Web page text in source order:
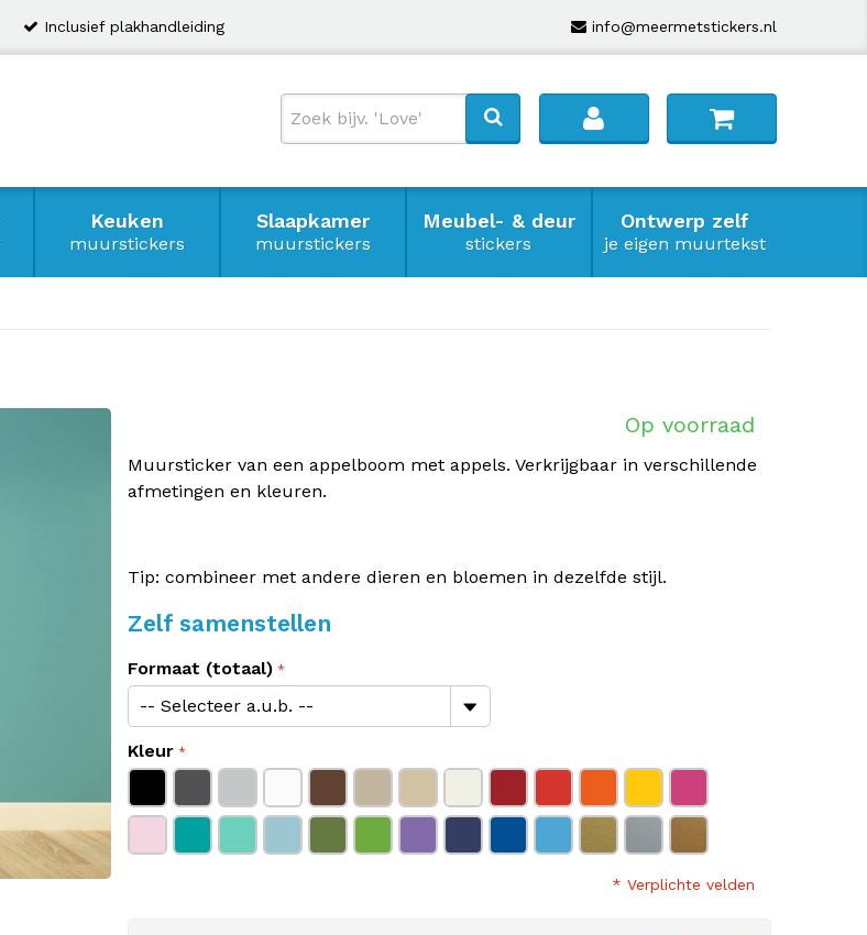
info@meermetstickers.nl
Inclusief plakhandleiding
Keuken
muurstickers
Slaapkamer
muurstickers
Meubel- & deur
stickers
Ontwerp zelf
je eigen muurtekst
Op voorraad
Muursticker van een appelboom met appels. Verkrijgbaar in verschillende
afmetingen en kleuren.
Tip: combineer met andere dieren en bloemen in dezelfde stijl.
Zelf samenstellen
Formaat (totaal)
Kleur
* Verplichte velden